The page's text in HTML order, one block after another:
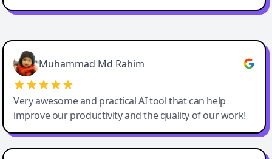
Easy-Peasy AI
Muhammad Md Rahim
Very awesome and practical AI tool that can help
improve our productivity and the quality of our work!